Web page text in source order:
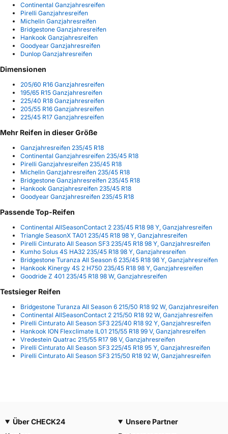
Continental Ganzjahresreifen
Pirelli Ganzjahresreifen
Michelin Ganzjahresreifen
Bridgestone Ganzjahresreifen
Hankook Ganzjahresreifen
Goodyear Ganzjahresreifen
Dunlop Ganzjahresreifen
Dimensionen
205/60 R16 Ganzjahresreifen
195/65 R15 Ganzjahresreifen
225/40 R18 Ganzjahresreifen
205/55 R16 Ganzjahresreifen
225/45 R17 Ganzjahresreifen
Mehr Reifen in dieser Größe
Ganzjahresreifen 235/45 R18
Continental Ganzjahresreifen 235/45 R18
Pirelli Ganzjahresreifen 235/45 R18
Michelin Ganzjahresreifen 235/45 R18
Bridgestone Ganzjahresreifen 235/45 R18
Hankook Ganzjahresreifen 235/45 R18
Goodyear Ganzjahresreifen 235/45 R18
Passende Top-Reifen
Continental AllSeasonContact 2 235/45 R18 98 Y, Ganzjahresreifen
Triangle SeasonX TA01 235/45 R18 98 Y, Ganzjahresreifen
Pirelli Cinturato All Season SF3 235/45 R18 98 Y, Ganzjahresreifen
Kumho Solus 4S HA32 235/45 R18 98 Y, Ganzjahresreifen
Bridgestone Turanza All Season 6 235/45 R18 98 Y, Ganzjahresreifen
Hankook Kinergy 4S 2 H750 235/45 R18 98 Y, Ganzjahresreifen
Goodride Z 401 235/45 R18 98 W, Ganzjahresreifen
Testsieger Reifen
Bridgestone Turanza All Season 6 215/50 R18 92 W, Ganzjahresreifen
Continental AllSeasonContact 2 215/50 R18 92 W, Ganzjahresreifen
Pirelli Cinturato All Season SF3 225/40 R18 92 Y, Ganzjahresreifen
Hankook ION Flexclimate IL01 215/55 R18 99 V, Ganzjahresreifen
Vredestein Quatrac 215/55 R17 98 V, Ganzjahresreifen
Pirelli Cinturato All Season SF3 225/45 R18 95 Y, Ganzjahresreifen
Pirelli Cinturato All Season SF3 215/50 R18 92 W, Ganzjahresreifen
Über CHECK24
Unsere Partner